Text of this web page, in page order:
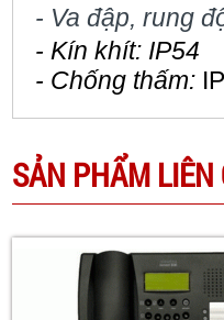
- Va đập, rung
- Kín khít: IP54
- Chống thấm:
SẢN PHẨM LIÊN